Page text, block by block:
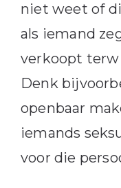
niet weet of
als iemand
verkoopt
Denk
openbaar
iemands
voor die